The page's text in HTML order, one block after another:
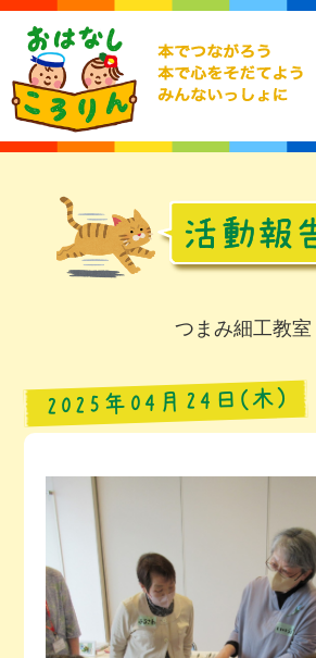
おはなしころりんとは
活動報告ブログ
今月の予定
活動場所のご案内
ファンクラブのご案内
つまみ細工教室
2025年04月24日(木)